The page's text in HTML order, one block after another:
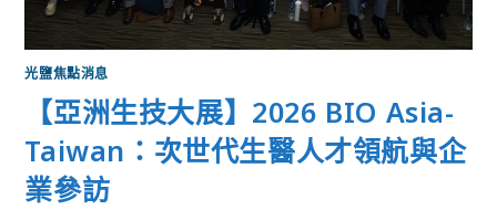
光鹽焦點消息
【亞洲生技大展】2026 BIO Asia-
Taiwan：次世代生醫人才領航與企
業參訪